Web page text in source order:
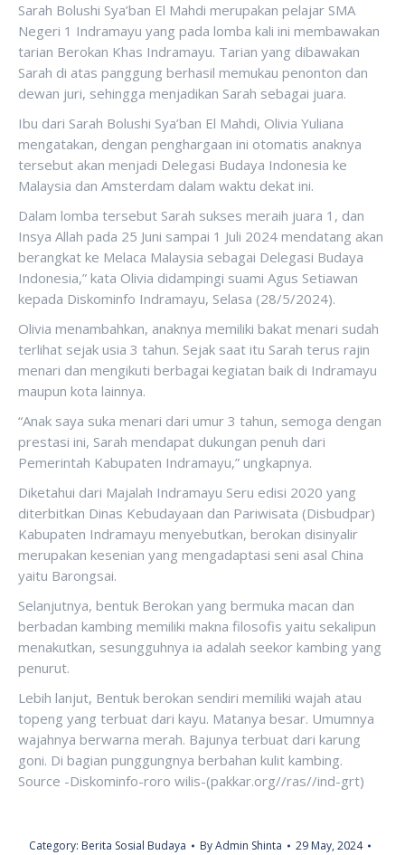
Sarah Bolushi Sya’ban El Mahdi merupakan pelajar SMA
Negeri 1 Indramayu yang pada lomba kali ini membawakan
tarian Berokan Khas Indramayu. Tarian yang dibawakan
Sarah di atas panggung berhasil memukau penonton dan
dewan juri, sehingga menjadikan Sarah sebagai juara.
Ibu dari Sarah Bolushi Sya’ban El Mahdi, Olivia Yuliana
mengatakan, dengan penghargaan ini otomatis anaknya
tersebut akan menjadi Delegasi Budaya Indonesia ke
Malaysia dan Amsterdam dalam waktu dekat ini.
Dalam lomba tersebut Sarah sukses meraih juara 1, dan
Insya Allah pada 25 Juni sampai 1 Juli 2024 mendatang akan
berangkat ke Melaca Malaysia sebagai Delegasi Budaya
Indonesia,” kata Olivia didampingi suami Agus Setiawan
kepada Diskominfo Indramayu, Selasa (28/5/2024).
Olivia menambahkan, anaknya memiliki bakat menari sudah
terlihat sejak usia 3 tahun. Sejak saat itu Sarah terus rajin
menari dan mengikuti berbagai kegiatan baik di Indramayu
maupun kota lainnya.
“Anak saya suka menari dari umur 3 tahun, semoga dengan
prestasi ini, Sarah mendapat dukungan penuh dari
Pemerintah Kabupaten Indramayu,” ungkapnya.
Diketahui dari Majalah Indramayu Seru edisi 2020 yang
diterbitkan Dinas Kebudayaan dan Pariwisata (Disbudpar)
Kabupaten Indramayu menyebutkan, berokan disinyalir
merupakan kesenian yang mengadaptasi seni asal China
yaitu Barongsai.
Selanjutnya, bentuk Berokan yang bermuka macan dan
berbadan kambing memiliki makna filosofis yaitu sekalipun
menakutkan, sesungguhnya ia adalah seekor kambing yang
penurut.
Lebih lanjut, Bentuk berokan sendiri memiliki wajah atau
topeng yang terbuat dari kayu. Matanya besar. Umumnya
wajahnya berwarna merah. Bajunya terbuat dari karung
goni. Di bagian punggungnya berbahan kulit kambing.
Source -Diskominfo-roro wilis-(pakkar.org//ras//ind-grt)
Category: Berita Sosial Budaya ByAdmin Shinta
29 May, 2024